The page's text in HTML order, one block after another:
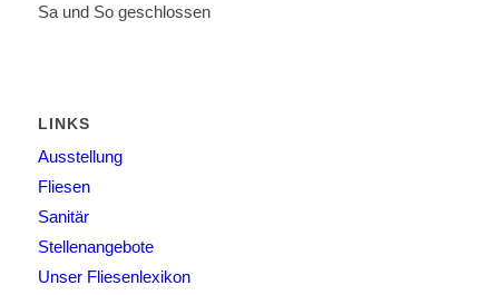
Sa und So geschlossen
LINKS
Ausstellung
Fliesen
Sanitär
Stellenangebote
Unser Fliesenlexikon